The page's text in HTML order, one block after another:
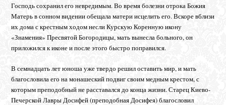
Господь сохранил его невредимым. Во время болезни отрока Божия
Матерь в сонном видении обещала матери исцелить его. Вскоре вблизи
их дома с крестным ходом несли Курскую Коренную икону
«Знамения» Пресвятой Богородицы, мать вынесла больного, он
приложился к иконе и после этого быстро поправился.
В семнадцать лет юноша уже твердо решил оставить мир, и мать
благословила его на монашеский подвиг своим медным крестом, с
которым преподобный не расставался до конца жизни. Старец Киево-
Печерской Лавры Досифей (преподобная Досифея) благословил